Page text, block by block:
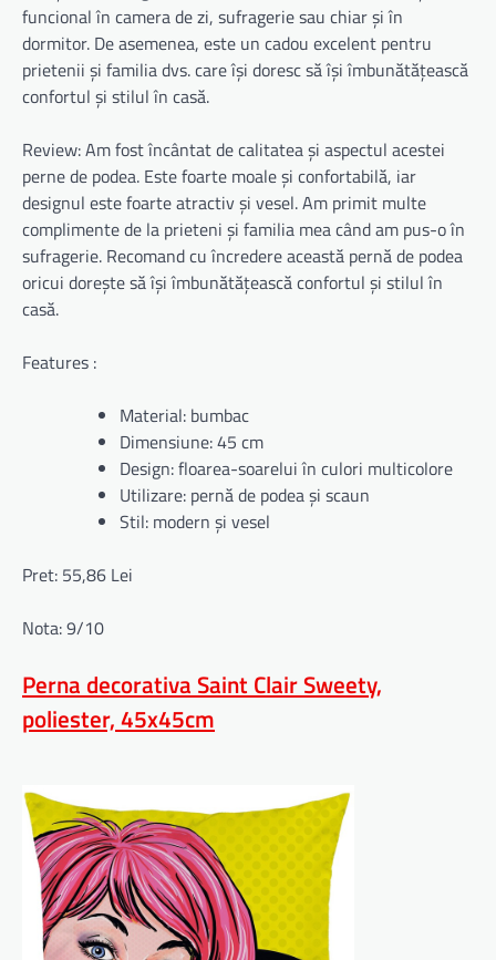
funcional în camera de zi, sufragerie sau chiar și în
dormitor. De asemenea, este un cadou excelent pentru
prietenii și familia dvs. care își doresc să își îmbunătățească
confortul și stilul în casă.
Review: Am fost încântat de calitatea și aspectul acestei
perne de podea. Este foarte moale și confortabilă, iar
designul este foarte atractiv și vesel. Am primit multe
complimente de la prieteni și familia mea când am pus-o în
sufragerie. Recomand cu încredere această pernă de podea
oricui dorește să își îmbunătățească confortul și stilul în
casă.
Features :
Material: bumbac
Dimensiune: 45 cm
Design: floarea-soarelui în culori multicolore
Utilizare: pernă de podea și scaun
Stil: modern și vesel
Pret: 55,86 Lei
Nota: 9/10
Perna decorativa Saint Clair Sweety,
poliester, 45x45cm